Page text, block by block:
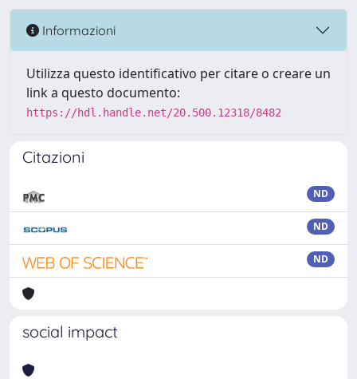
Informazioni
Utilizza questo identificativo per citare o creare un
link a questo documento:
https://hdl.handle.net/20.500.12318/8482
Citazioni
ND
ND
ND
social impact